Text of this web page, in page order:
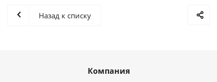
Назад к списку
Компания